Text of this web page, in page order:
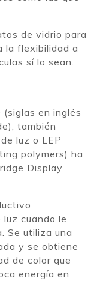
de vidrio para
la flexibilidad a
sí lo sean.
(siglas en inglés
también
luz o LEP
polymers) ha
Display
cuando le
Se utiliza una
y se obtiene
de color que
energía en